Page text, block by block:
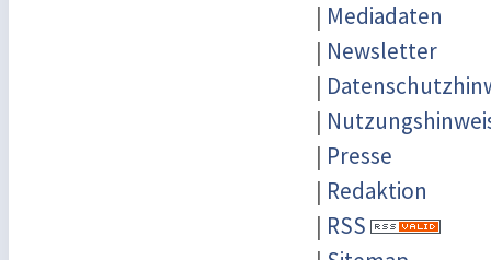
| Mediadaten
| Newsletter
|
|
| Presse
| Redaktion
| RSS